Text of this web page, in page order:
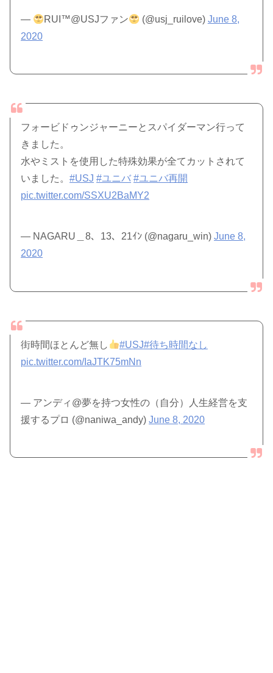
— RUI™@USJファン (@usj_ruilove) June 8,
2020
フォービドゥンジャーニーとスパイダーマン行って
きました。
水やミストを使用した特殊効果が全てカットされて
いました。#USJ #ユニバ #ユニバ再開
pic.twitter.com/SSXU2BaMY2
— NAGARU＿8、13、21ｲﾝ (@nagaru_win)June 8,
2020
街時間ほとんど無し #USJ#待ち時間なし
pic.twitter.com/IaJTK75mNn
— アンディ@夢を持つ女性の（自分）人生経営を支
援するプロ (@naniwa_andy)June 8, 2020